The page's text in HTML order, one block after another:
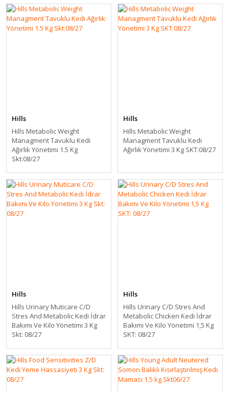
Hills
Hills Metabolic Weight
Managment Tavuklu Kedi
Ağırlık Yönetimi 1.5 Kg
Skt:08/27
Hills
Hills Metabolic Weight
Managment Tavuklu Kedi
Ağırlık Yönetimi 3 Kg SKT:08/27
Hills
Hills Urinary Muticare C/D
Stres And Metabolic Kedi İdrar
Bakımı Ve Kilo Yönetimi 3 Kg
Skt: 08/27
Hills
Hills Urinary C/D Stres And
Metabolic Chicken Kedi İdrar
Bakımı Ve Kilo Yönetimi 1,5 Kg
SKT: 08/27